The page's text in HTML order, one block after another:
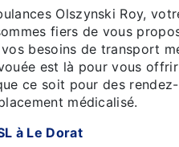
Olszynski Roy,
fiers de vous
besoins de transport
est là pour vous
ce soit pour des
médicalisé.
à Le Dorat